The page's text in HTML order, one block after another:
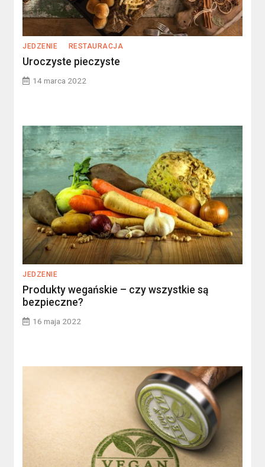
JEDZENIE RESTAURACJA
Uroczyste pieczyste
14 marca 2022
JEDZENIE
Produkty wegańskie – czy wszystkie są
bezpieczne?
16 maja 2022